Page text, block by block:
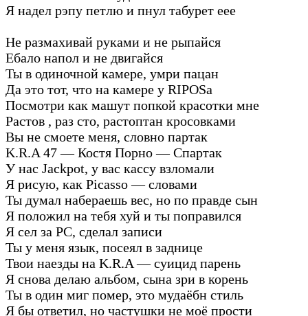
Я надел рэпу петлю и пнул табурет еее
Не размахивай руками и не рыпайся
Ебало напол и не двигайся
Ты в одиночной камере, умри пацан
Да это тот, что на камере у RIPOSa
Посмотри как машут попкой красотки мне
Растов , раз сто, растоптан кросовками
Вы не смоете меня, словно партак
K.R.A 47 — Костя Порно — Спартак
У нас Jackpot, у вас кассу взломали
Я рисую, как Picasso — словами
Ты думал набераешь вес, но по правде сын
Я положил на тебя хуй и ты поправился
Я сел за PC, сделал записи
Ты у меня язык, посеял в заднице
Твои наезды на K.R.A — суицид парень
Я снова делаю альбом, сына зри в корень
Ты в один миг помер, это мудаёбн стиль
Я бы ответил, но частушки не моё прости